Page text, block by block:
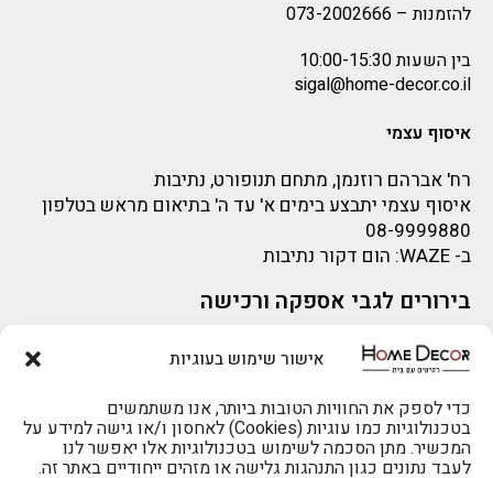
אישור שימוש בעוגיות
כדי לספק את החוויות הטובות ביותר, אנו משתמשים
בטכנולוגיות כמו עוגיות (Cookies) לאחסון ו/או גישה למידע על
המכשיר. מתן הסכמה לשימוש בטכנולוגיות אלו יאפשר לנו
לעבד נתונים כגון התנהגות גלישה או מזהים ייחודיים באתר זה.
להזמנות – 073-2002666
בין השעות 10:00-15:30
sigal@home-decor.co.il
איסוף עצמי
רח' אברהם רוזנמן, מתחם תנופורט, נתיבות
איסוף עצמי יתבצע בימים א' עד ה' בתיאום מראש בטלפון
08-9999880
ב- WAZE: הום דקור נתיבות
בירורים לגבי אספקה ורכישה
בירור לגבי אספקה -ניתן לפנות למייל:
sigal@home-decor.co.il
פניות לפני רכישה – ניתן לפנות למייל: omer@home-
decor.co.il